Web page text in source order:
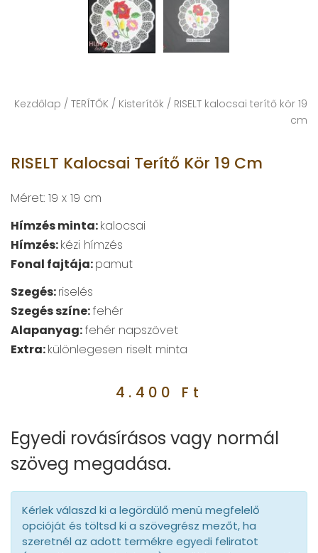
Kezdőlap / TERÍTŐK / Kisterítők / RISELT kalocsai terítő kör 19
cm
RISELT Kalocsai Terítő Kör 19 Cm
Méret: 19 x 19 cm
Hímzés minta:kalocsai
Hímzés:kézi hímzés
Fonal fajtája:pamut
Szegés:riselés
Szegés színe:fehér
Alapanyag:fehér napszövet
Extra:különlegesen riselt minta
4.400 Ft
Egyedi rovásírásos vagy normál
szöveg megadása.
Kérlek válaszd ki a legördülő menü megfelelő
opcióját és töltsd ki a szövegrész mezőt, ha
szeretnél az adott termékre egyedi feliratot